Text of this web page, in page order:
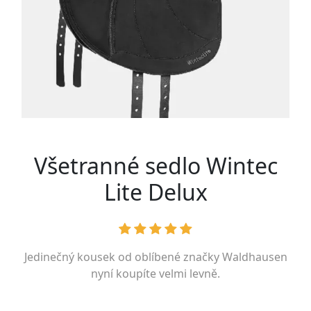
Všetranné sedlo Wintec
Lite Delux
Jedinečný kousek od oblíbené značkyWaldhausen
nyní koupíte velmi levně.